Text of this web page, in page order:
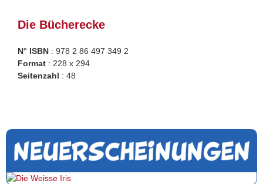
Die Bücherecke
N° ISBN : 978 2 86 497 349 2
Format : 228 x 294
Seitenzahl : 48